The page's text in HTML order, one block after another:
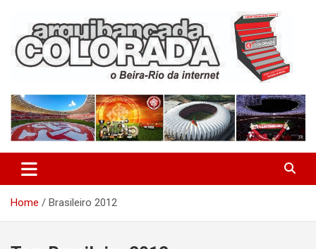
content
Arquibancada Colorada
Home Brasileiro 2012